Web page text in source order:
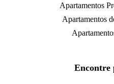
Apartamentos
Apartamentos
Encontre